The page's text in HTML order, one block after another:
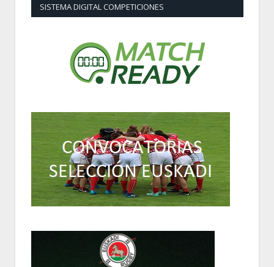
SISTEMA DIGITAL COMPETICIONES